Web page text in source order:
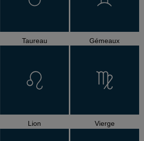
Taureau Gémeaux
Lion Vierge